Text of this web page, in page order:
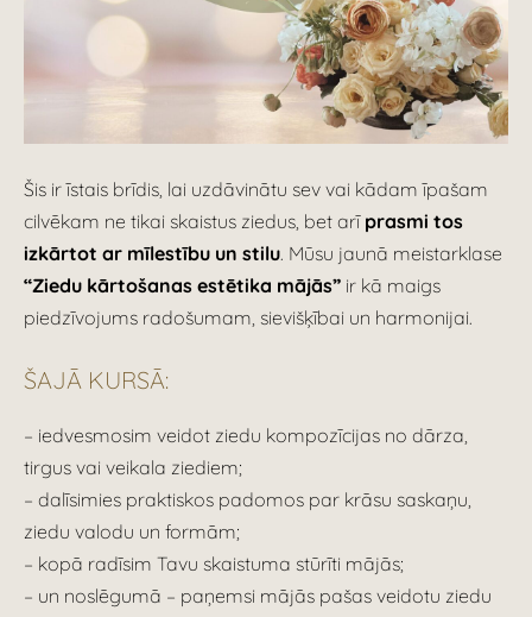
Šis ir īstais brīdis, lai uzdāvinātu sev vai kādam īpašam
cilvēkam ne tikai skaistus ziedus, bet arī prasmi tos
izkārtot ar mīlestību un stilu. Mūsu jaunā meistarklase
“Ziedu kārtošanas estētika mājās” ir kā maigs
piedzīvojums radošumam, sievišķībai un harmonijai.
ŠAJĀ KURSĀ:
– iedvesmosim veidot ziedu kompozīcijas no dārza,
tirgus vai veikala ziediem;
– dalīsimies praktiskos padomos par krāsu saskaņu,
ziedu valodu un formām;
– kopā radīsim Tavu skaistuma stūrīti mājās;
– un noslēgumā – paņemsi mājās pašas veidotu ziedu